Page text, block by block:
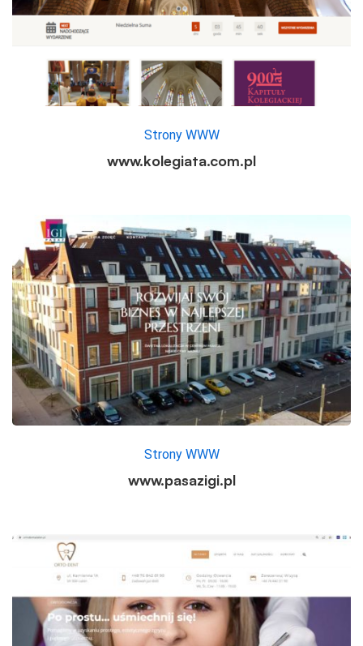
Strony WWW
www.kolegiata.com.pl
Strony WWW
www.pasazigi.pl